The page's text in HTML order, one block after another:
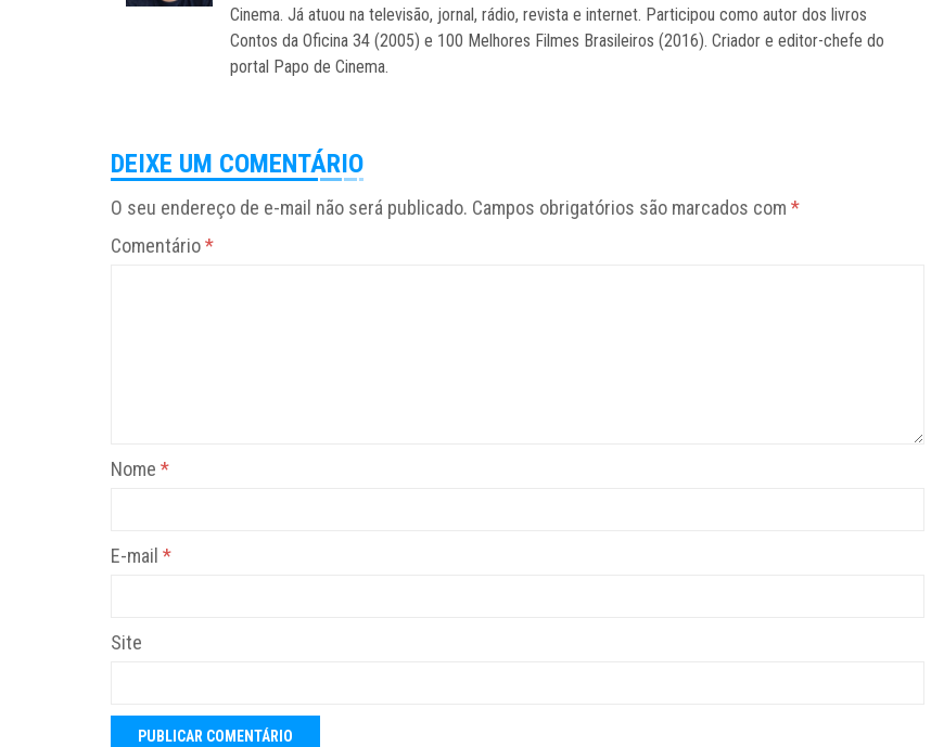
Cinema. Já atuou na televisão, jornal, rádio, revista e internet. Participou como autor dos livros
Contos da Oficina 34 (2005) e 100 Melhores Filmes Brasileiros (2016). Criador e editor-chefe do
portal Papo de Cinema.
DEIXE UM COMENTÁRIO
O seu endereço de e-mail não será publicado. Campos obrigatórios são marcados com *
Comentário*
Nome *
E-mail *
Site